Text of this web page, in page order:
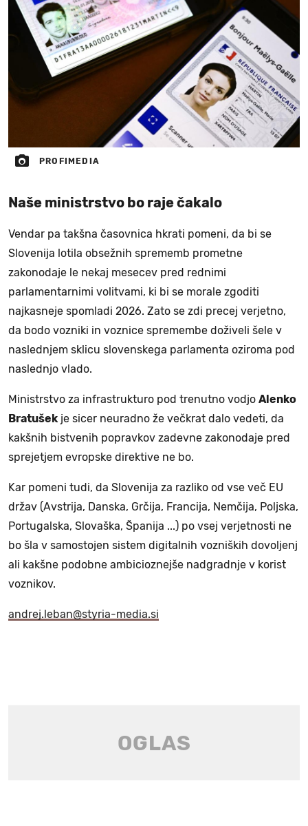
PROFIMEDIA
Naše ministrstvo bo raje čakalo
Vendar pa takšna časovnica hkrati pomeni, da bi se
Slovenija lotila obsežnih sprememb prometne
zakonodaje le nekaj mesecev pred rednimi
parlamentarnimi volitvami, ki bi se morale zgoditi
najkasneje spomladi 2026. Zato se zdi precej verjetno,
da bodo vozniki in voznice spremembe doživeli šele v
naslednjem sklicu slovenskega parlamenta oziroma pod
naslednjo vlado.
Ministrstvo za infrastrukturo pod trenutno vodjo Alenko
Bratušekje sicer neuradno že večkrat dalo vedeti, da
kakšnih bistvenih popravkov zadevne zakonodaje pred
sprejetjem evropske direktive ne bo.
Kar pomeni tudi, da Slovenija za razliko od vse več EU
držav (Avstrija, Danska, Grčija, Francija, Nemčija, Poljska,
Portugalska, Slovaška, Španija ...) po vsej verjetnosti ne
bo šla v samostojen sistem digitalnih vozniških dovoljenj
ali kakšne podobne ambicioznejše nadgradnje v korist
voznikov.
andrej.leban@styria-media.si